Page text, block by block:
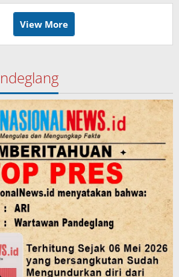
View More